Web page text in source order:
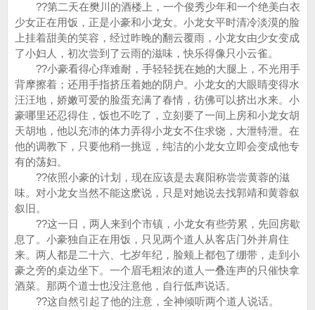
??第二天在樊川的酒楼上，一个俊秀少年和一个绝美白衣
少女正在用饭，正是小豪和小龙女。小龙女平时清冷淡漠的脸
上挂着甜美的笑容，经过昨晚的翻云覆雨，小龙女由少女变成
了小妇人，初次尝到了云雨的滋味，快乐得像只小云雀。
??小豪看得心痒难耐，手轻轻抚在她的大腿上，不光用手
背摩擦着；还用手指挤压着她的阴户。小龙女的大眼睛变得水
汪汪地，娇嫩可爱的脸蛋充满了春情，彷佛可以挤出水来。小
豪哪里还忍得住，饭也不吃了，立刻要了一间上房和小龙女胡
天胡地，他以充沛的体力弄得小龙女不住求饶，大泄特泄。在
他的调教下，只要他稍一挑逗，纯洁的小龙女立即会变成他专
有的荡妇。
??依照小豪的计划，现在应该是去襄阳称尝尝黄蓉的滋
味。对小龙女当然不能这麽说，只是对她说去找郭靖和黄蓉叙
叙旧。
??这一日，两人来到个市镇，小龙女有些劳累，先回房歇
息了。小豪独自正在用饭，只见两个道人从客店门外并肩住
来。两人都是二十六、七岁年纪，脸颊上都包了绷带，走到小
豪之旁的桌边坐下。一个眉毛粗浓的道人一叠连声的只催快拿
酒菜。那两个道士也没注意他，自行低声说话。
??这自然引起了他的注意，全神倾听两个道人说话。